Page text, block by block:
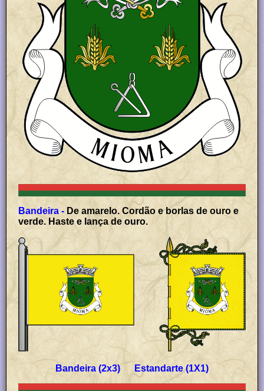
Bandeira - De amarelo. Cordão e borlas de ouro e
verde. Haste e lança de ouro.
Bandeira (2x3) Estandarte (1X1)